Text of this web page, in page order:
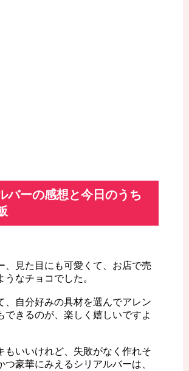
バーの感想と今日のうち
、見た目にも可愛くて、お店で売
うなチョコでした。
、自分好みの具材を選んでアレン
できるのが、楽しく嬉しいですよ
もいいけれど、失敗がなく作れそ
つ豪華にみえるシリアルバーは、